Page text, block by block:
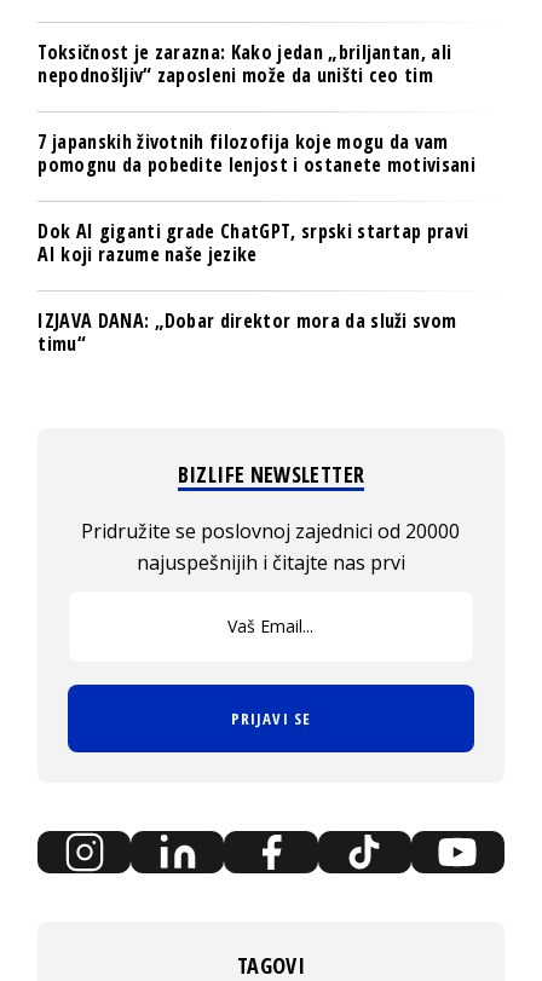
Toksičnost je zarazna: Kako jedan „briljantan, ali
nepodnošljiv“ zaposleni može da uništi ceo tim
7 japanskih životnih filozofija koje mogu da vam
pomognu da pobedite lenjost i ostanete motivisani
Dok AI giganti grade ChatGPT, srpski startap pravi
AI koji razume naše jezike
IZJAVA DANA: „Dobar direktor mora da služi svom
timu“
BIZLIFE NEWSLETTER
Pridružite se poslovnoj zajednici od 20000
najuspešnijih i čitajte nas prvi
PRIJAVI SE
TAGOVI